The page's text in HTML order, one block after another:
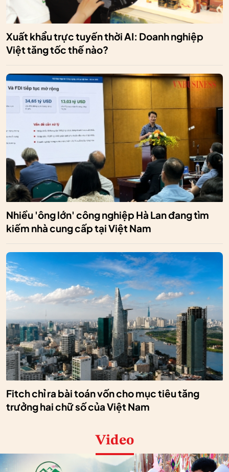
Xuất khẩu trực tuyến thời AI: Doanh nghiệp
Việt tăng tốc thế nào?
Nhiều 'ông lớn' công nghiệp Hà Lan đang tìm
kiếm nhà cung cấp tại Việt Nam
Fitch chỉ ra bài toán vốn cho mục tiêu tăng
trưởng hai chữ số của Việt Nam
Video